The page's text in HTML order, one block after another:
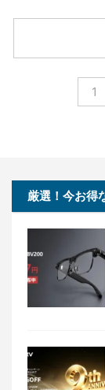
1
厳選！今お得